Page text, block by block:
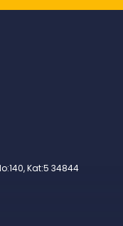
Kat:5 34844